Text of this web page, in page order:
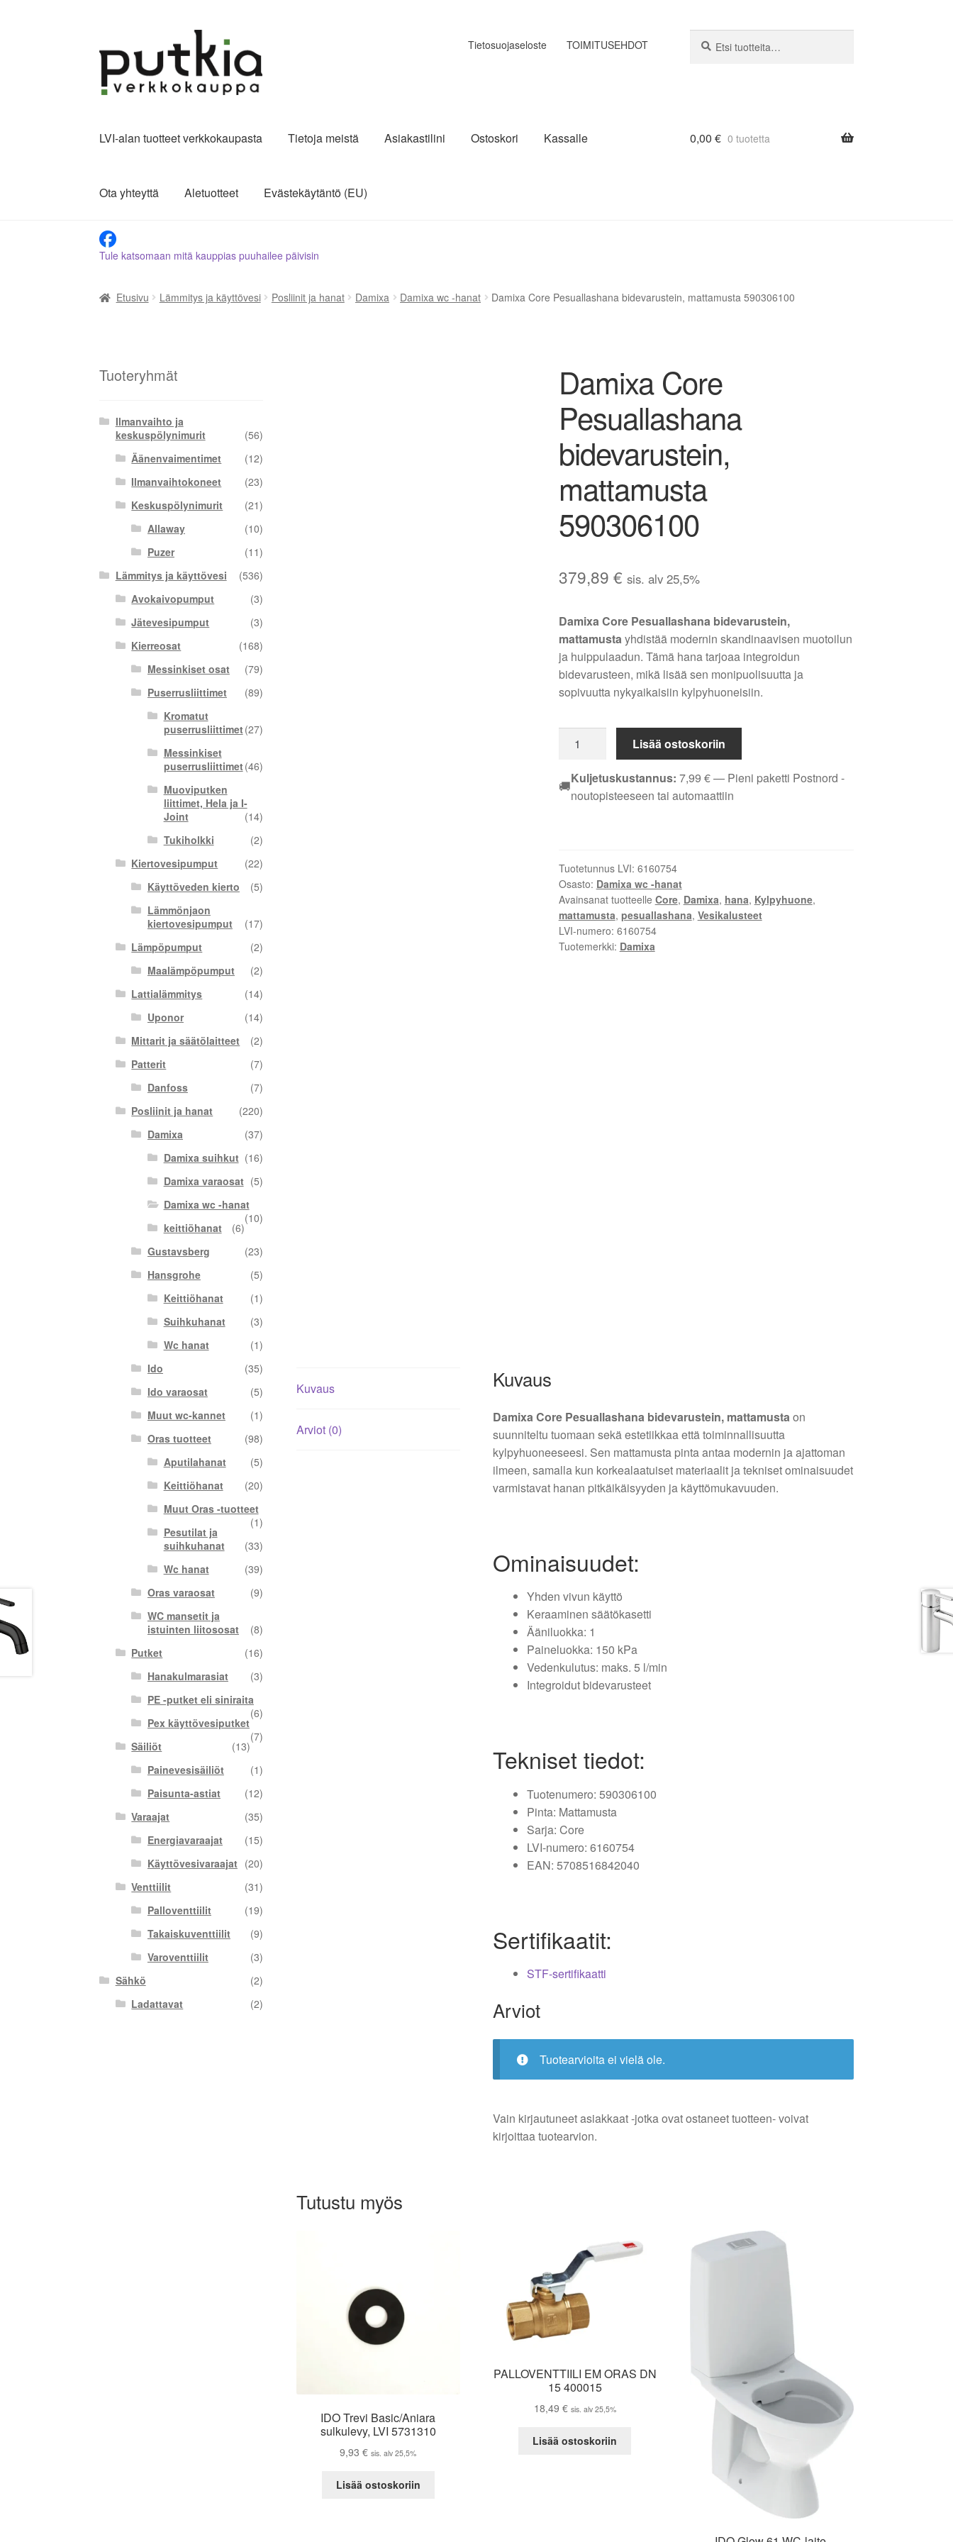
navigointiin
sisältöön
Tietosuojaseloste TOIMITUSEHDOT
LVI-alan tuotteet verkkokaupasta Tietoja meistä Asiakastilini Ostoskori Kassalle
Ota yhteyttä Aletuotteet Evästekäytäntö (EU)
0,00 € 0 tuotetta
Tule katsomaan mitä kauppias puuhailee päivisin
Etusivu Lämmitys ja käyttövesi Posliinit ja hanat Damixa Damixa wc -hanat Damixa Core Pesuallashana bidevarustein, mattamusta 590306100
Damixa Core
Pesuallashana
bidevarustein,
mattamusta
590306100
379,89 € sis. alv 25,5%
Damixa Core Pesuallashana bidevarustein,
mattamustayhdistää modernin skandinaavisen muotoilun
ja huippulaadun. Tämä hana tarjoaa integroidun
bidevarusteen, mikä lisää sen monipuolisuutta ja
sopivuutta nykyaikaisiin kylpyhuoneisiin.
Core
Pesuallashana
bidevarustein,
mattamusta
Lisää ostoskoriin
🚚Kuljetuskustannus: 7,99 €— Pieni paketti Postnord -
noutopisteeseen tai automaattiin
Tuotetunnus LVI: 6160754
Osasto: Damixa wc -hanat
Avainsanat tuotteelle Core, Damixa, hana, Kylpyhuone,
mattamusta, pesuallashana, Vesikalusteet
LVI-numero: 6160754
Tuotemerkki: Damixa
Kuvaus
Arviot (0)
Kuvaus
Damixa Core Pesuallashana bidevarustein, mattamusta on
suunniteltu tuomaan sekä estetiikkaa että toiminnallisuutta
kylpyhuoneeseesi. Sen mattamusta pinta antaa modernin ja ajattoman
ilmeen, samalla kun korkealaatuiset materiaalit ja tekniset ominaisuudet
varmistavat hanan pitkäikäisyyden ja käyttömukavuuden.
Ominaisuudet:
Yhden vivun käyttö
Keraaminen säätökasetti
Ääniluokka: 1
Paineluokka: 150 kPa
Vedenkulutus: maks. 5 l/min
Integroidut bidevarusteet
Tekniset tiedot:
Tuotenumero: 590306100
Pinta: Mattamusta
Sarja: Core
LVI-numero: 6160754
EAN: 5708516842040
Sertifikaatit:
STF-sertifikaatti
Arviot
Tuotearvioita ei vielä ole.
Vain kirjautuneet asiakkaat -jotka ovat ostaneet tuotteen- voivat
kirjoittaa tuotearvion.
Tutustu myös
IDO Trevi Basic/Aniara
sulkulevy, LVI 5731310
9,93€ sis. alv 25,5%
Lisää ostoskoriin
PALLOVENTTIILI EM ORAS DN
15 400015
18,49 € sis. alv 25,5%
Lisää ostoskoriin
Tuoteryhmät
Ilmanvaihto ja
keskuspölynimurit
(56)
Äänenvaimentimet
(12)
Ilmanvaihtokoneet
(23)
Keskuspölynimurit
(21)
Allaway
(10)
Puzer
(11)
Lämmitys ja käyttövesi
(536)
Avokaivopumput
(3)
Jätevesipumput
(3)
Kierreosat
(168)
Messinkiset osat
(79)
Puserrusliittimet
(89)
Kromatut
puserrusliittimet(27)
Messinkiset
puserrusliittimet(46)
Muoviputken
liittimet, Hela ja I-
Joint
(14)
Tukiholkki
(2)
Kiertovesipumput
(22)
Käyttöveden kierto
(5)
Lämmönjaon
kiertovesipumput
(17)
Lämpöpumput
(2)
Maalämpöpumput
(2)
Lattialämmitys
(14)
Uponor
(14)
Mittarit ja säätölaitteet
(2)
Patterit
(7)
Danfoss
(7)
Posliinit ja hanat
(220)
Damixa
(37)
Damixa suihkut (16)
Damixa varaosat (5)
Damixa wc -hanat
(10)
keittiöhanat
(6)
Gustavsberg
(23)
Hansgrohe
(5)
Keittiöhanat
(1)
Suihkuhanat
(3)
Wc hanat
(1)
Ido
(35)
Ido varaosat
(5)
Muut wc-kannet
(1)
Oras tuotteet
(98)
Aputilahanat
(5)
Keittiöhanat
(20)
Muut Oras -tuotteet
(1)
Pesutilat ja
suihkuhanat
(33)
Wc hanat
(39)
Oras varaosat
(9)
WC mansetit ja
istuinten liitososat
(8)
Putket
(16)
Hanakulmarasiat
(3)
PE -putket eli siniraita
(6)
Pex käyttövesiputket
(7)
Säiliöt
(13)
Painevesisäiliöt
(1)
Paisunta-astiat
(12)
Varaajat
(35)
Energiavaraajat
(15)
Käyttövesivaraajat (20)
Venttiilit
(31)
Palloventtiilit
(19)
Takaiskuventtiilit
(9)
Varoventtiilit
(3)
Sähkö
(2)
Ladattavat
(2)